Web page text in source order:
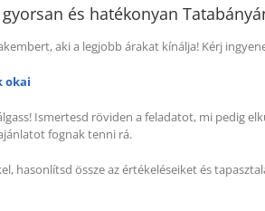
és hatékonyan
aki a legjobb árakat kínálja! Kérj
okai
Ismertesd röviden a feladatot, mi pedig
fognak tenni rá.
hasonlítsd össze az értékeléseiket és